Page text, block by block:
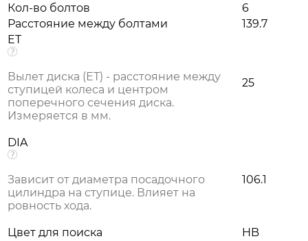
Кол-во болтов
6
Расстояние между болтами
139.7
ET
Вылет диска (ЕТ) - расстояние между
ступицей колеса и центром
поперечного сечения диска.
Измеряется в мм.
25
DIA
Зависит от диаметра посадочного
цилиндра на ступице. Влияет на
ровность хода.
106.1
Цвет для поиска
HB